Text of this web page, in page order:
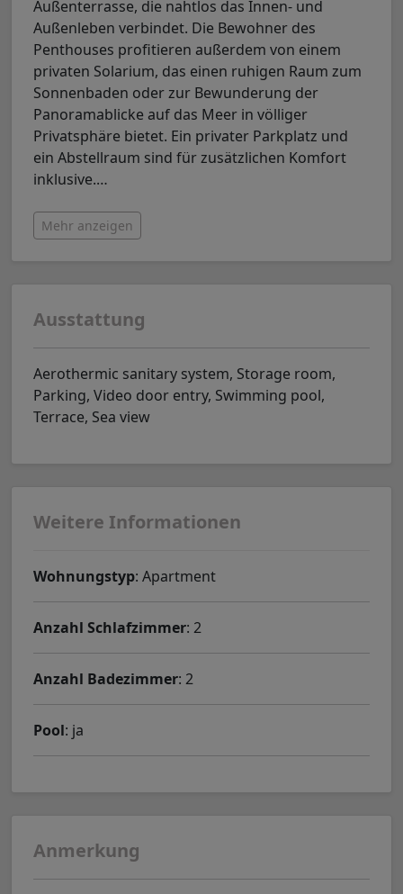
Außenterrasse, die nahtlos das Innen- und
Außenleben verbindet. Die Bewohner des
Penthouses profitieren außerdem von einem
privaten Solarium, das einen ruhigen Raum zum
Sonnenbaden oder zur Bewunderung der
Panoramablicke auf das Meer in völliger
Privatsphäre bietet. Ein privater Parkplatz und
ein Abstellraum sind für zusätzlichen Komfort
inklusive.…
Mehr anzeigen
Ausstattung
Aerothermic sanitary system, Storage room,
Parking, Video door entry, Swimming pool,
Terrace, Sea view
Weitere Informationen
Wohnungstyp: Apartment
Anzahl Schlafzimmer: 2
Anzahl Badezimmer: 2
Pool: ja
Anmerkung